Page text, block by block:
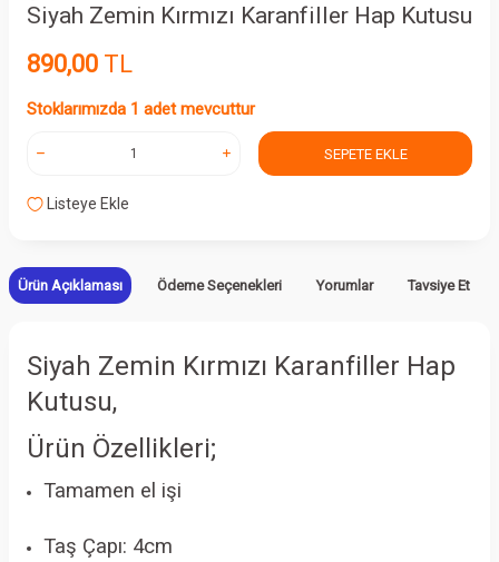
Siyah Zemin Kırmızı Karanfiller Hap Kutusu
890,00 TL
Stoklarımızda 1 adet mevcuttur
SEPETE EKLE
Listeye Ekle
Ürün Açıklaması Ödeme Seçenekleri Yorumlar Tavsiye Et
Siyah Zemin Kırmızı Karanfiller Hap
Kutusu,
Ürün Özellikleri;
Tamamen el işi
Taş Çapı: 4cm